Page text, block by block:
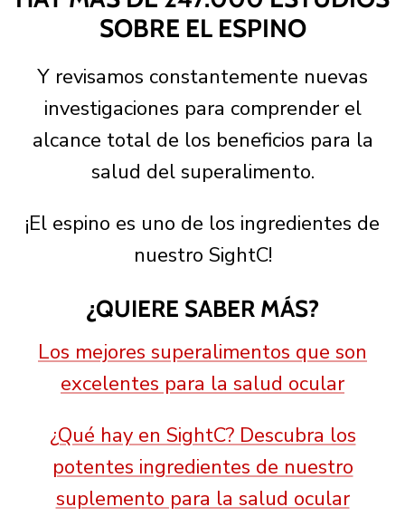
SOBRE EL ESPINO
Y revisamos constantemente nuevas
investigaciones para comprender el
alcance total de los beneficios para la
salud del superalimento.
¡El espino es uno de los ingredientes de
nuestro SightC!
¿QUIERE SABER MÁS?
Los mejores superalimentos que son
excelentes para la salud ocular
¿Qué hay en SightC? Descubra los
potentes ingredientes de nuestro
suplemento para la salud ocular